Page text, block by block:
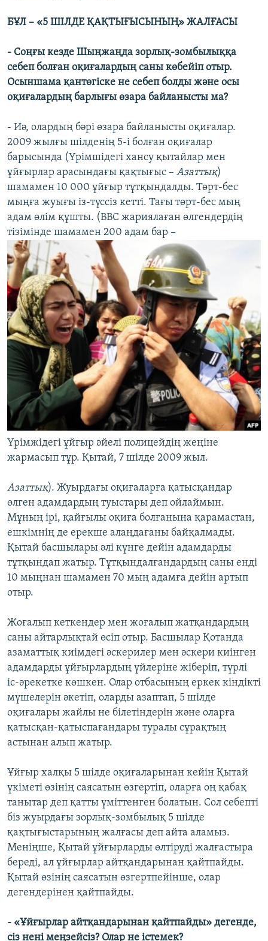
БҰЛ – «5 ШІЛДЕ ҚАҚТЫҒЫСЫНЫҢ» ЖАЛҒАСЫ
- Соңғы кезде Шыңжаңда зорлық-зомбылыққа
себеп болған оқиғалардың саны көбейіп отыр.
Осыншама қантөгіске не себеп болды және осы
оқиғалардың барлығы өзара байланысты ма?
- Иә, олардың бәрі өзара байланысты оқиғалар.
2009 жылғы шілденің 5-і болған оқиғалар
барысында (Үрімшідегі хансу қытайлар мен
ұйғырлар арасындағы қақтығыс – Азаттық)
шамамен 10 000 ұйғыр тұтқындалды. Төрт-бес
мыңға жуығы із-түссіз кетті. Тағы төрт-бес мың
адам өлім құшты. (BBC жариялаған өлгендердің
тізімінде шамамен 200 адам бар –
Үрімжідегі ұйғыр әйелі полицейдің жеңіне
жармасып тұр. Қытай, 7 шілде 2009 жыл.
Азаттық). Жуырдағы оқиғаларға қатысқандар
өлген адамдардың туыстары деп ойлаймын.
Мұның ірі, қайғылы оқиға болғанына қарамастан,
ешкімнің де ерекше алаңдағаны байқалмады.
Қытай басшылары әлі күнге дейін адамдарды
тұтқындап жатыр. Тұтқындалғандардың саны енді
10 мыңнан шамамен 70 мың адамға дейін артып
отыр.
Жоғалып кеткендер мен жоғалып жатқандардың
саны айтарлықтай өсіп отыр. Басшылар Қотанда
азаматтық киімдегі әскерилер мен әскери киінген
адамдарды ұйғырлардың үйлеріне жіберіп, түрлі
іс-әрекетке көшкен. Олар отбасының еркек кіндікті
мүшелерін әкетіп, оларды азаптап, 5 шілде
оқиғалары жайлы не білетіндерін және оларға
қатысқан-қатыспағандары туралы сұрақтың
астынан алып жатыр.
Ұйғыр халқы 5 шілде оқиғаларынан кейін Қытай
үкіметі өзінің саясатын өзгертіп, оларға оң қабақ
танытар деп қатты үміттенген болатын. Сол себепті
біз жуырдағы зорлық-зомбылық 5 шілде
қақтығыстарының жалғасы деп айта аламыз.
Меніңше, Қытай ұйғырларды өлтіруді жалғастыра
береді, ал ұйғырлар айтқандарынан қайтпайды.
Қытай өзінің саясатын өзгертпейінше, олар
дегендерінен қайтпайды.
- «Ұйғырлар айтқандарынан қайтпайды» дегенде,
сіз нені меңзейсіз? Олар не істемек?